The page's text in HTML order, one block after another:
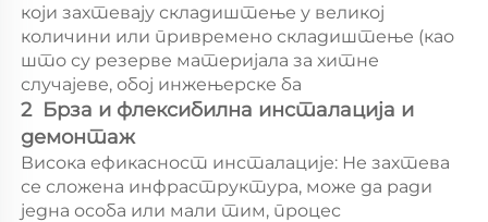
који захтевају складиштење у великој
количини или привремено складиштење (као
што су резерве материјала за хитне
случајеве, обој инжењерске ба
2  Брза и флексибилна инсталација и
демонтаж
Висока ефикасност инсталације: Не захтева
се сложена инфраструктура, може да ради
једна особа или мали тим, процес